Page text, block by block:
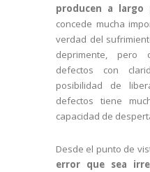
producen a largo
concede mucha
verdad del
deprimente, pero
defectos con
posibilidad de
defectos tiene
capacidad de
Desde el punto de
error que sea